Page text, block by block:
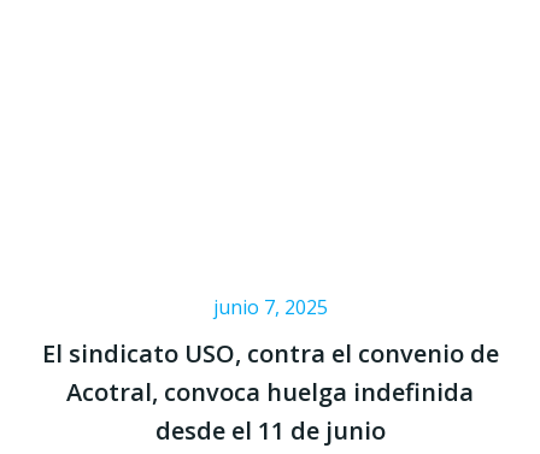
junio 7, 2025
El sindicato USO, contra el convenio de
Acotral, convoca huelga indefinida
desde el 11 de junio